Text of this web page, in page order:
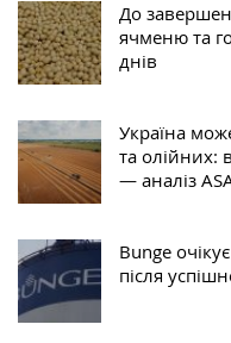
До
ячменю та
днів
Україна
та олійних:
— аналіз
Bunge
після